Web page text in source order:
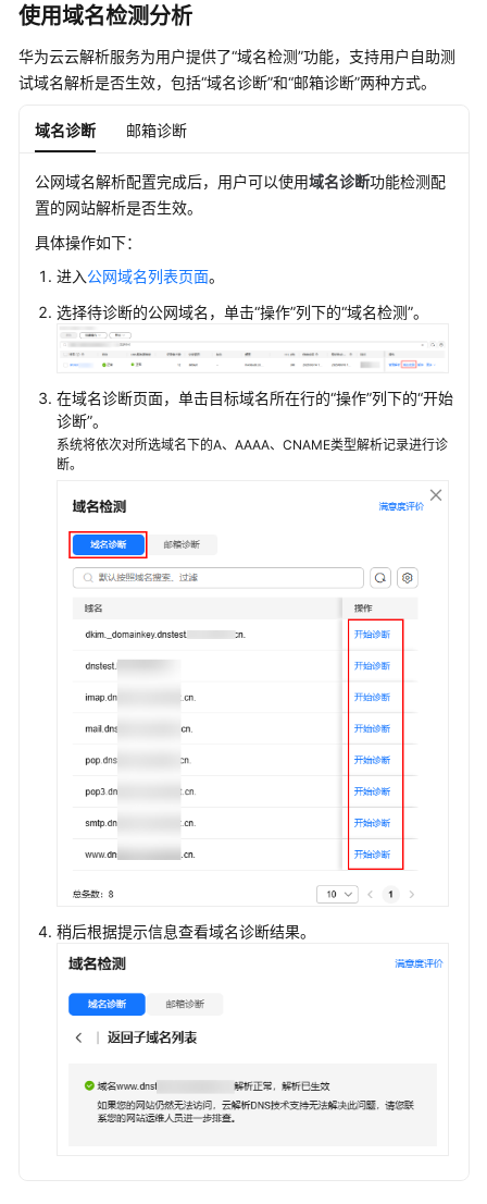
解
管
理
公
网
域
名
析
简
公
域
名
管
产
品
规
解
析
管
理
记
介
加
公
名
解
使用域名检测分析
华为云云解析服务为用户提供了“域名检测”功能，支持用户自助测
试域名解析是否生效，包括“域名诊断”和“邮箱诊断”两种方式。
域名诊断 邮箱诊断
公网域名解析配置完成后，用户可以使用域名诊断功能检测配
置的网站解析是否生效。
具体操作如下：
进入公网域名列表页面。
选择待诊断的公网域名，单击“操作”列下的“域名检测”。
在域名诊断页面，单击目标域名所在行的“操作”列下的“开始
诊断”。
系统将依次对所选域名下的A、AAAA、CNAME类型解析记录进行诊
断。
稍后根据提示信息查看域名诊断结果。